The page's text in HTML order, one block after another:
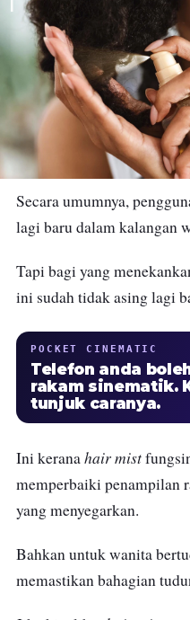
Secara umumnya,
lagi baru dalam kalangan
Tapi bagi yang
ini sudah tidak asing lagi
POCKET CINEMATIC
Telefon anda
rakam sinematik.
tunjuk caranya.
Ini keranahair mist
memperbaiki penampilan
yang menyegarkan.
Bahkan untuk wanita
memastikan bahagian